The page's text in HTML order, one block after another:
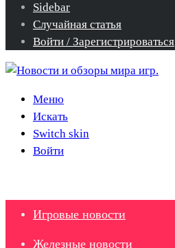
Sidebar
Случайная статья
Войти / Зарегистрироваться
Меню
Искать
Switch skin
Войти
Игровые новости
Железные новости